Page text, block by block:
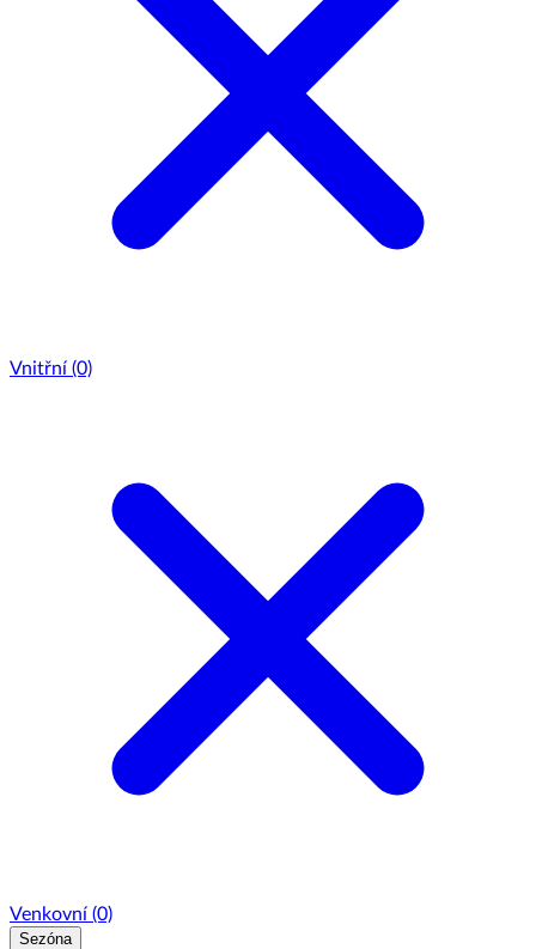
Vnitřní (0)
Venkovní (0)
Sezóna